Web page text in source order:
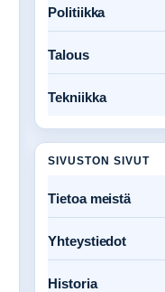
Politiikka
Talous
Tekniikka
SIVUSTON SIVUT
Tietoa meistä
Yhteystiedot
Historia